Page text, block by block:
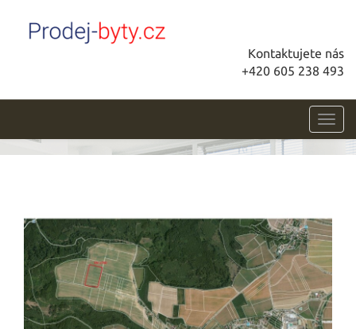
Kontaktujete nás
+420 605 238 493